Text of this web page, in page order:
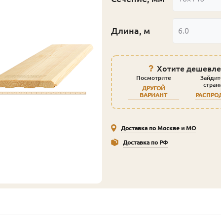
Длина, м 6.0
Хотите
Посмотрите
ДРУГОЙ
ВАРИАНТ
Доставка по Москве и МО
Доставка по РФ